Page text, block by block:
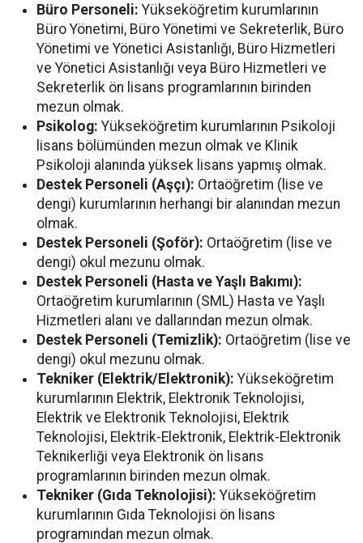
Büro Personeli: Yükseköğretim kurumlarının
Büro Yönetimi, Büro Yönetimi ve Sekreterlik, Büro
Yönetimi ve Yönetici Asistanlığı, Büro Hizmetleri
ve Yönetici Asistanlığı veya Büro Hizmetleri ve
Sekreterlik ön lisans programlarının birinden
mezun olmak.
Psikolog: Yükseköğretim kurumlarının Psikoloji
lisans bölümünden mezun olmak ve Klinik
Psikoloji alanında yüksek lisans yapmış olmak.
Destek Personeli (Aşçı): Ortaöğretim (lise ve
dengi) kurumlarının herhangi bir alanından mezun
olmak.
Destek Personeli (Şoför): Ortaöğretim (lise ve
dengi) okul mezunu olmak.
Destek Personeli (Hasta ve Yaşlı Bakımı):
Ortaöğretim kurumlarının (SML) Hasta ve Yaşlı
Hizmetleri alanı ve dallarından mezun olmak.
Destek Personeli (Temizlik): Ortaöğretim (lise ve
dengi) okul mezunu olmak.
Tekniker (Elektrik/Elektronik): Yükseköğretim
kurumlarının Elektrik, Elektronik Teknolojisi,
Elektrik ve Elektronik Teknolojisi, Elektrik
Teknolojisi, Elektrik-Elektronik, Elektrik-Elektronik
Teknikerliği veya Elektronik ön lisans
programlarının birinden mezun olmak.
Tekniker (Gıda Teknolojisi): Yükseköğretim
kurumlarının Gıda Teknolojisi ön lisans
programından mezun olmak.